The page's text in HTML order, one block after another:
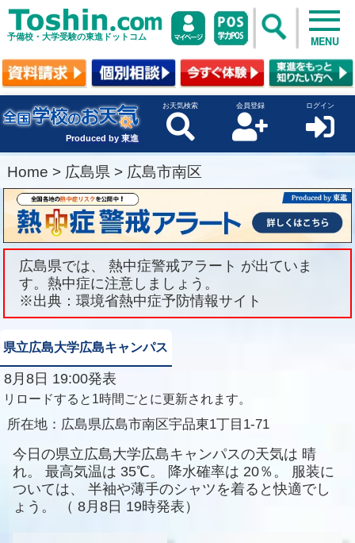
予備校・大学受験の東進ドットコム MENU
Produced by 東進
お天気検索 会員登録 ログイン
Home > 広島県 > 広島市南区
広島県では、 熱中症警戒アラート が出ていま
す。熱中症に注意しましょう。
※出典：環境省熱中症予防情報サイト
県立広島大学広島キャンパス
8月8日 19:00発表
リロードすると1時間ごとに更新されます。
所在地： 広島県広島市南区宇品東1丁目1-71
今日の県立広島大学広島キャンパスの天気は 晴
れ。
最高気温は 35℃。 降水確率は 20％。
服装に
ついては、
半袖や薄手のシャツを着ると快適でし
ょう。
（ 8月8日 19時発表）